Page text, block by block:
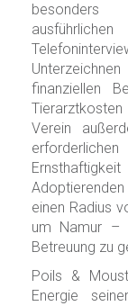
besonders
finanziellen
Verein
einen Radius
um Namur –
Betreuung zu
Poils &
Energie